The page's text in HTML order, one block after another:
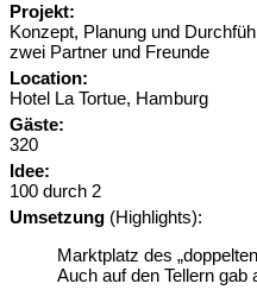
Projekt:
Konzept, Planung und
zwei Partner und Freunde
Location:
Hotel La Tortue, Hamburg
Gäste:
320
Idee:
100 durch 2
Umsetzung (Highlights):
Marktplatz des
Auch auf den Tellern gab